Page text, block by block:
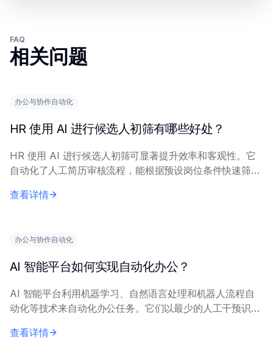
FAQ
相关问题
办公与协作自动化
HR 使用 AI 进行候选人初筛有哪些好处？
HR 使用 AI 进行候选人初筛可显著提升效率和客观性。它
自动化了人工简历审核流程，能根据预设岗位条件快速筛选
步评估标准化，免受人工疲劳或无意...
查看详情
办公与协作自动化
AI 智能平台如何实现自动化办公？
AI 智能平台利用机器学习、自然语言处理和机器人流程自
动化等技术来自动化办公任务。它们以最少的人工干预识别
据流（文档、邮件、工作流）以理解任务。平...
查看详情